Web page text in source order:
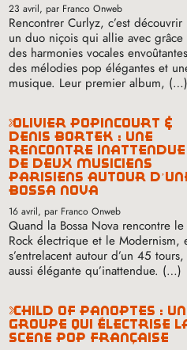
23 avril, par Franco Onweb
Rencontrer Curlyz, c’est découvrir
un duo niçois qui allie avec grâce
des harmonies vocales
des mélodies pop élégantes et
musique. Leur premier album, (…)
olivier popincourt &
denis bortek : une
rencontre inattendue
de deux musiciens
parisiens autour
bossa nova
16 avril, par Franco Onweb
Quand la Bossa Nova rencontre le
Rock électrique et le Modernism,
s’entrelacent autour d’un 45
aussi élégante qu’inattendue. (…)
child of panoptes : un
groupe qui électrise
scène pop française